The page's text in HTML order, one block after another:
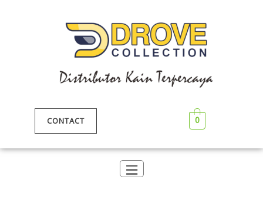
CONTACT 0